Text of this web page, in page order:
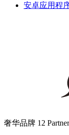
安卓应用程
奢华品牌 12